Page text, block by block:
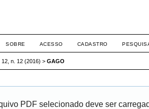
SOBRE ACESSO CADASTRO
12, n. 12 (2016) > GAGO
PDF selecionado deve ser